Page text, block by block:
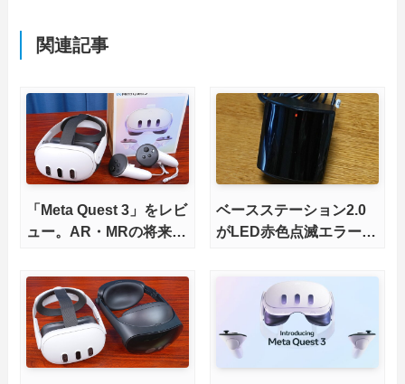
関連記事
「Meta Quest 3」をレビ
ュー。AR・MRの将来性
いうよりQuest 2の上位
モデルな価格
ベースステーション2.0
がLED赤色点滅エラーで